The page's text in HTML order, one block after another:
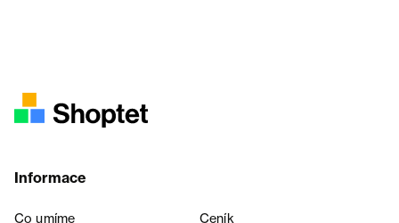
Informace
Co umíme
Ceník